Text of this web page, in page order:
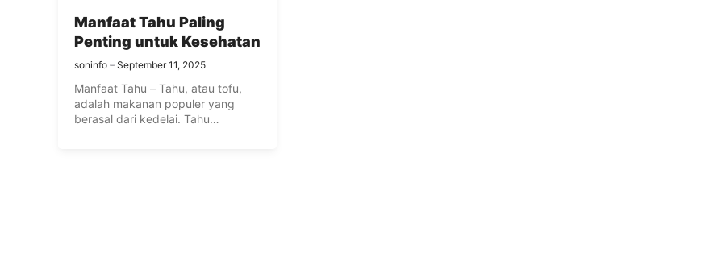
Manfaat Tahu Paling
Penting untuk Kesehatan
soninfo September 11, 2025
Manfaat Tahu – Tahu, atau tofu,
adalah makanan populer yang
berasal dari kedelai. Tahu